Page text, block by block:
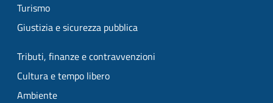
Turismo
Giustizia e sicurezza pubblica
Tributi, finanze e contravvenzioni
Cultura e tempo libero
Ambiente